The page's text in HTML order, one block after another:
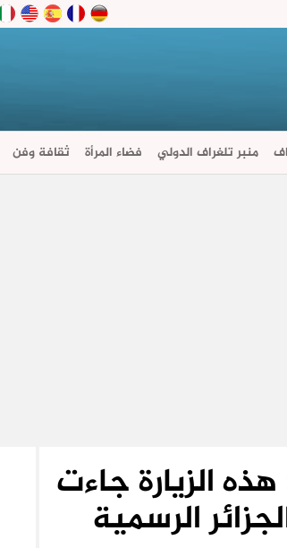
منبر تلغراف الدولي فضاء المرأة ثقافة وفن
الزيارة جاءت
الرسمية